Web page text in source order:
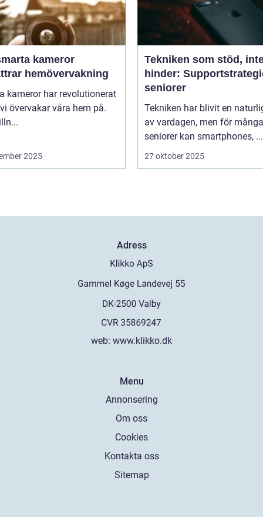
kameror
hemövervakning
kameror har revolutionerat
övervakar våra hem på.
2025
Tekniken som stöd,
hinder:
seniorer
Tekniken har blivit en
av vardagen, men för många
seniorer kan smartphones, ...
27 oktober 2025
Adress
web: www.klikko.dk
Menu
Annonsering
Om oss
Cookies
Kontakta oss
Sitemap